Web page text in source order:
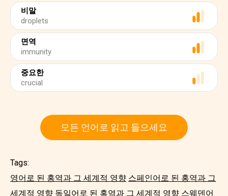
비말
droplets
면역
immunity
중요한
crucial
모든 언어로 읽고 들으세요
Tags:
영어로 된 홍역과 그 세계적 영향 스페인어로 된 홍역과 그
세계적 영향 독일어로 된 홍역과 그 세계적 영향 스웨덴어